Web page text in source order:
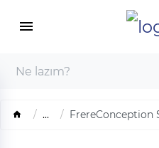
... FrereConception